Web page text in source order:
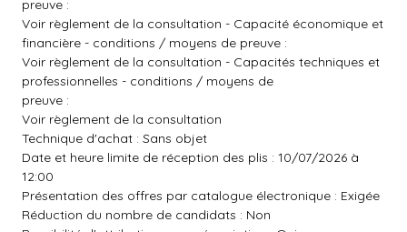
preuve :
Voir règlement de la consultation - Capacité économique et
financière - conditions / moyens de preuve :
Voir règlement de la consultation - Capacités techniques et
professionnelles - conditions / moyens de
preuve :
Voir règlement de la consultation
Technique d'achat : Sans objet
Date et heure limite de réception des plis : 10/07/2026 à
12:00
Présentation des offres par catalogue électronique : Exigée
Réduction du nombre de candidats : Non